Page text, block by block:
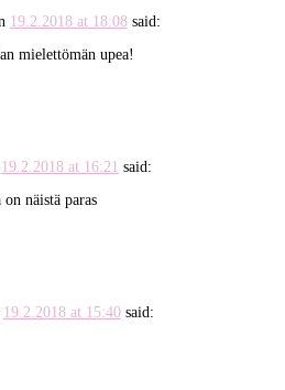
19.2.2018 at 18:08 said:
mielettömän upea!
19.2.2018 at 16:21 said:
näistä paras
19.2.2018 at 15:40 said: